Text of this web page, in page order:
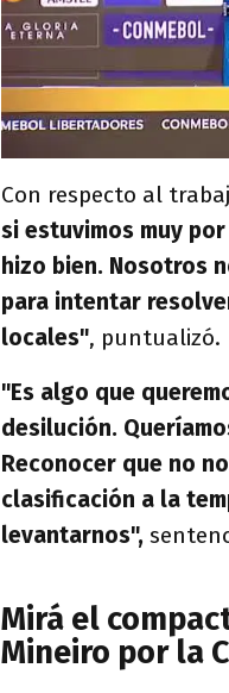
Con respecto al
si estuvimos muy
hizo bien. Nosotros
para intentar
locales", puntualizó.
"Es algo que
desilución.
Reconocer que no
clasificación a la
levantarnos",
Mirá el
Mineiro por la